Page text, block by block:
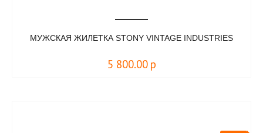
МУЖСКАЯ ЖИЛЕТКА STONY VINTAGE INDUSTRIES
5 800.00 р